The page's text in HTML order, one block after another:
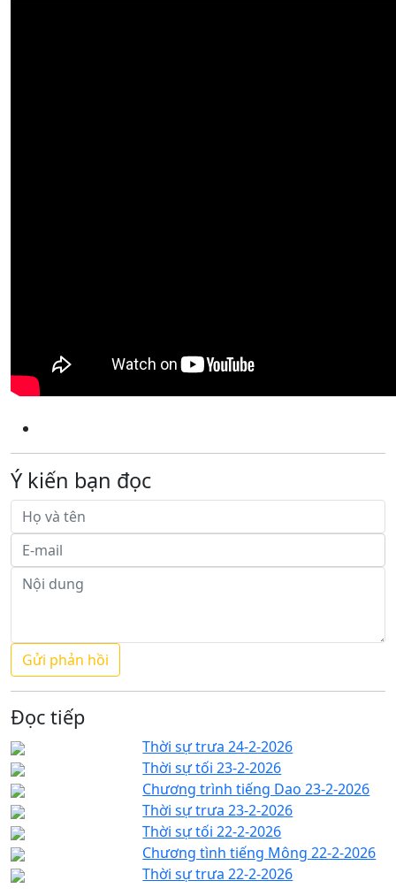
Ý kiến bạn đọc
Đọc tiếp
Thời sự trưa 24-2-2026
Thời sự tối 23-2-2026
Chương trình tiếng Dao 23-2-2026
Thời sự trưa 23-2-2026
Thời sự tối 22-2-2026
Chương tình tiếng Mông 22-2-2026
Thời sự trưa 22-2-2026